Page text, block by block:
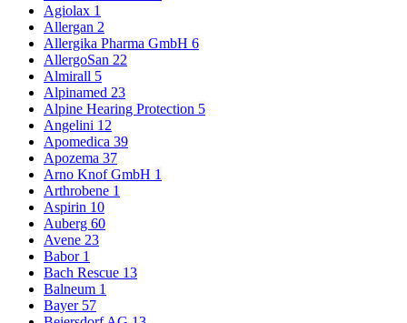
Agiolax 1
Allergan 2
Allergika Pharma GmbH 6
AllergoSan 22
Almirall 5
Alpinamed 23
Alpine Hearing Protection 5
Angelini 12
Apomedica 39
Apozema 37
Arno Knof GmbH 1
Arthrobene 1
Aspirin 10
Auberg 60
Avene 23
Babor 1
Bach Rescue 13
Balneum 1
Bayer 57